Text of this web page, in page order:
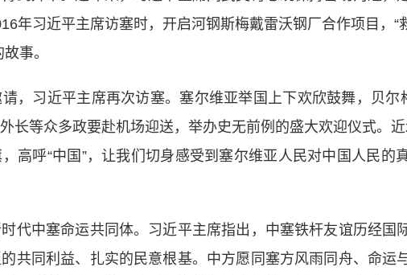
年习近平主席访塞时，开启河钢斯梅戴雷沃钢厂合作项目，
事。
习近平主席再次访塞。塞尔维亚举国上下欢欣鼓舞，贝尔
长等众多政要赴机场迎送，举办史无前例的盛大欢迎仪式。
高呼“中国”，让我们切身感受到塞尔维亚人民对中国人民的
中塞命运共同体。习近平主席指出，中塞铁杆友谊历经国
共同利益、扎实的民意根基。中方愿同塞方风雨同舟、命运